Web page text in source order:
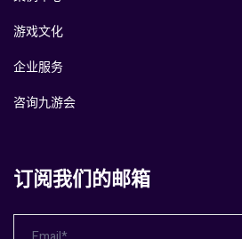
游戏文化
企业服务
咨询九游会
订阅我们的邮箱